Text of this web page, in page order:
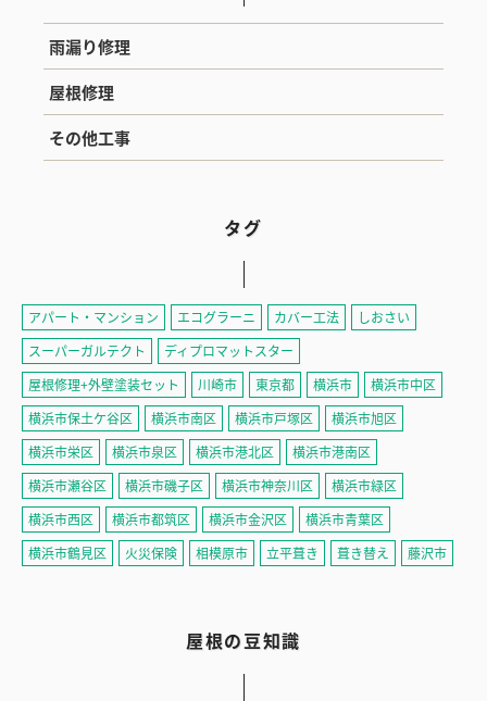
雨漏り修理
屋根修理
その他工事
タグ
アパート・マンション エコグラーニ カバー工法
しおさい
スーパーガルテクト
ディプロマットスター
屋根修理+外壁塗装セット
川崎市 東京都 横浜市
横浜市中区
横浜市保土ケ谷区
横浜市南区 横浜市戸塚区
横浜市旭区
横浜市栄区
横浜市泉区 横浜市港北区
横浜市港南区
横浜市瀬谷区
横浜市磯子区 横浜市神奈川区
横浜市緑区
横浜市西区
横浜市都筑区 横浜市金沢区
横浜市青葉区
横浜市鶴見区
火災保険 相模原市 立平葺き 葺き替え 藤沢市
屋根の豆知識